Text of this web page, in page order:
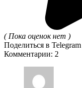
( Пока оценок нет )
Поделиться в Telegram
Комментарии: 2